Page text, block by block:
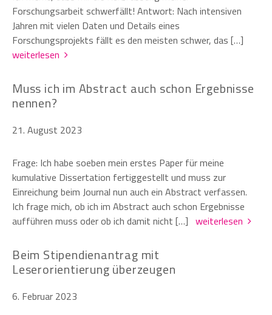
Forschungsarbeit schwerfällt! Antwort: Nach intensiven
Jahren mit vielen Daten und Details eines
Forschungsprojekts fällt es den meisten schwer, das […]
weiterlesen
Muss ich im Abstract auch schon Ergebnisse
nennen?
21. August 2023
Frage: Ich habe soeben mein erstes Paper für meine
kumulative Dissertation fertiggestellt und muss zur
Einreichung beim Journal nun auch ein Abstract verfassen.
Ich frage mich, ob ich im Abstract auch schon Ergebnisse
aufführen muss oder ob ich damit nicht […] weiterlesen
Beim Stipendienantrag mit
Leserorientierung überzeugen
6. Februar 2023